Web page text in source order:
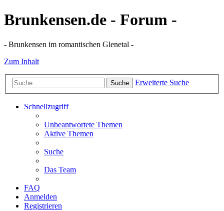
Brunkensen.de - Forum -
- Brunkensen im romantischen Glenetal -
Zum Inhalt
Suche Erweiterte Suche
Schnellzugriff
Unbeantwortete Themen
Aktive Themen
Suche
Das Team
FAQ
Anmelden
Registrieren